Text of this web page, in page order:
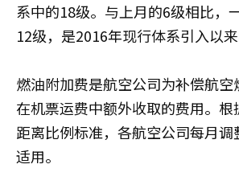
系中的18级。与上月的6级相比，
12级，是2016年现行体系引入以来
燃油附加费是航空公司为补偿航
在机票运费中额外收取的费用。根
距离比例标准，各航空公司每月
适用。